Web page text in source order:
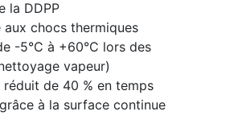
la DDPP
aux chocs thermiques
-5°C à +60°C lors des
vapeur)
de 40 % en temps
à la surface continue